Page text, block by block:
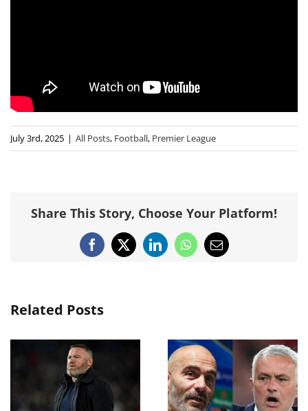
July 3rd, 2025 | All Posts, Football, Premier League
Share This Story, Choose Your Platform!
Facebook
X LinkedInWhatsApp
Email
Related Posts